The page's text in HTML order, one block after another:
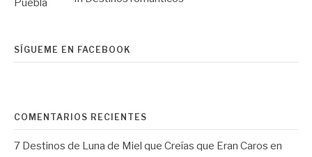
SÍGUEME EN FACEBOOK
COMENTARIOS RECIENTES
7 Destinos de Luna de Miel que Creías que Eran Caros en